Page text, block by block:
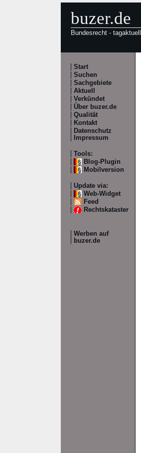
buzer.de
Bundesrecht -
Start
Suchen
Sachgebiete
Aktuell
Verkündet
Über buzer.de
Qualität
Kontakt
Datenschutz
Impressum
Tools:
Blog-Plugin
Mobilversion
Update via:
Web-Widget
Feed
Rechtskataster
Werben auf
buzer.de